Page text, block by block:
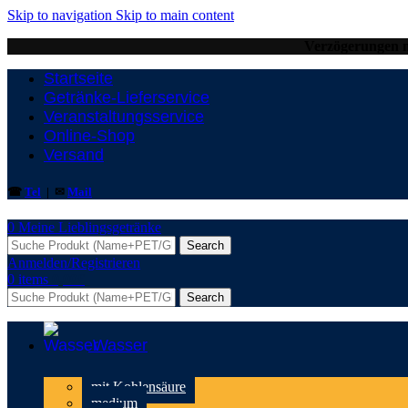
Skip to navigation Skip to main content
Startseite
Getränke-Lieferservice
Veranstaltungsservice
Online-Shop
Versand
☎ Tel | ✉ Mail
0 Meine Lieblingsgetränke
Search
Anmelden/Registrieren
0 items
Search
Wasser
mit Kohlensäure
medium